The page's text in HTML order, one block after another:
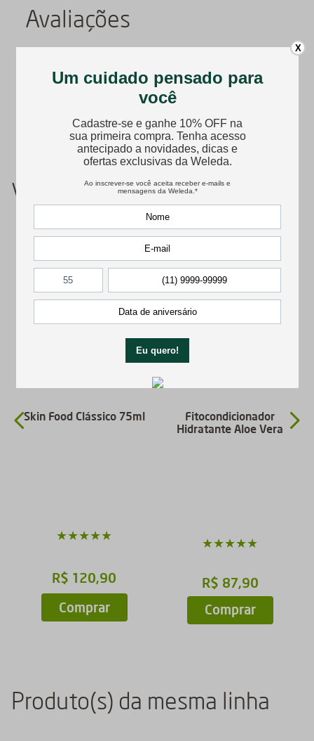
Avaliações
Faça login para escrever uma avaliação.
Carregando avaliações…
Você também pode gostar
Skin Food Clássico 75ml
★★★★★
R$ 120,90
Comprar
Fitocondicionador
Hidratante Aloe Vera
★★★★★
R$ 87,90
Comprar
Produto(s) da mesma linha
X